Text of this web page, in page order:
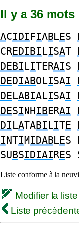
Il y a 36 mots
ACIDIFIABLES
CREDIBILISAT
DEBILITERAIS
DEDIABOLISAI
DELABIALISAI
DESINHIBERAI
DILATABILITE
INTIMIDABLES
SUBSIDIAIRES
Liste conforme à la
Modifier la liste
Liste